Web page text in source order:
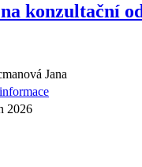
konzultační
Jana
2026